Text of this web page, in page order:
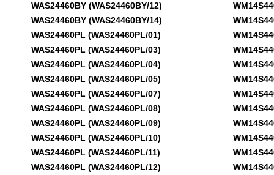
WAS24460BY (WAS24460BY/12)
WAS24460BY (WAS24460BY/14)
WAS24460PL (WAS24460PL/01)
WAS24460PL (WAS24460PL/03)
WAS24460PL (WAS24460PL/04)
WAS24460PL (WAS24460PL/05)
WAS24460PL (WAS24460PL/07)
WAS24460PL (WAS24460PL/08)
WAS24460PL (WAS24460PL/09)
WAS24460PL (WAS24460PL/10)
WAS24460PL (WAS24460PL/11)
WAS24460PL (WAS24460PL/12)